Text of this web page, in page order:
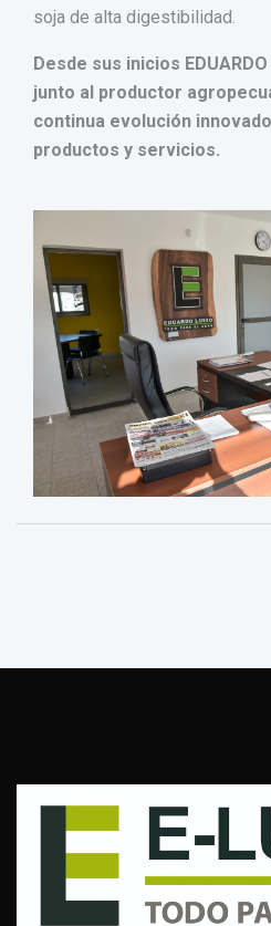
soja de alta digestibilidad.
Desde sus inicios
junto al productor
continua evolución
productos y servicios.